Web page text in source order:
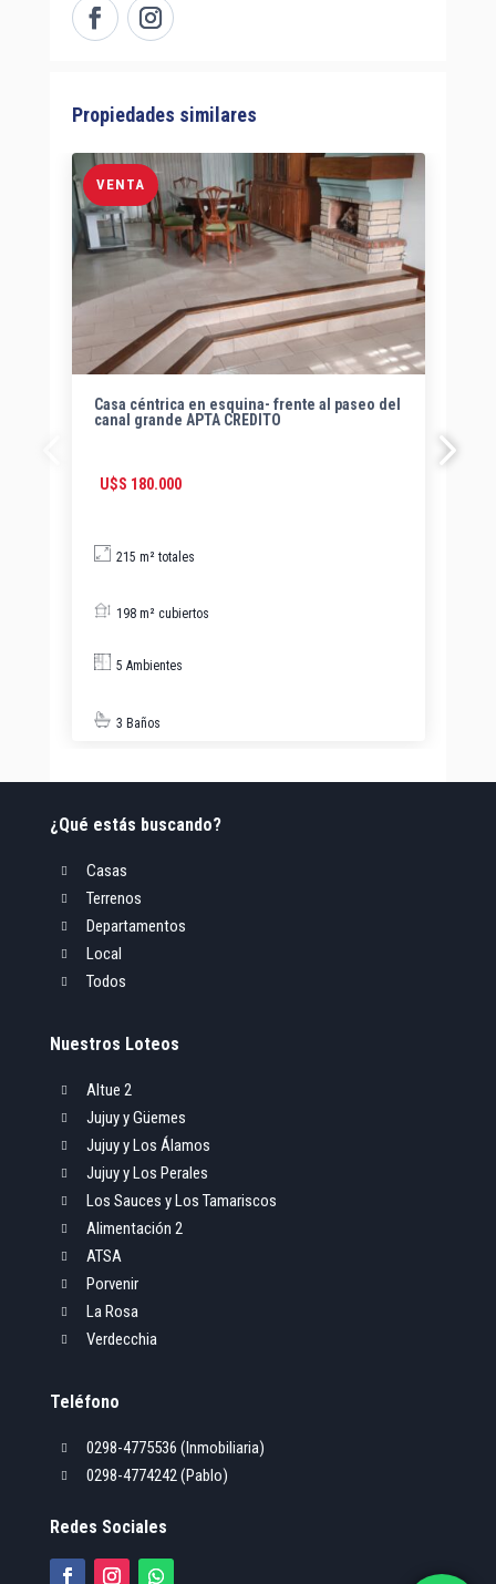
Propiedades similares
VENTA
Casa céntrica en esquina- frente al paseo del
canal grande APTA CREDITO
U$S 180.000
215 m² totales
198 m² cubiertos
5 Ambientes
3 Baños
¿Qué estás buscando?
 Casas
 Terrenos
 Departamentos
 Local
 Todos
Nuestros Loteos
 Altue 2
 Jujuy y Güemes
 Jujuy y Los Álamos
 Jujuy y Los Perales
 Los Sauces y Los Tamariscos
 Alimentación 2
 ATSA
 Porvenir
 La Rosa
 Verdecchia
Teléfono
 0298-4775536 (Inmobiliaria)
 0298-4774242 (Pablo)
Redes Sociales